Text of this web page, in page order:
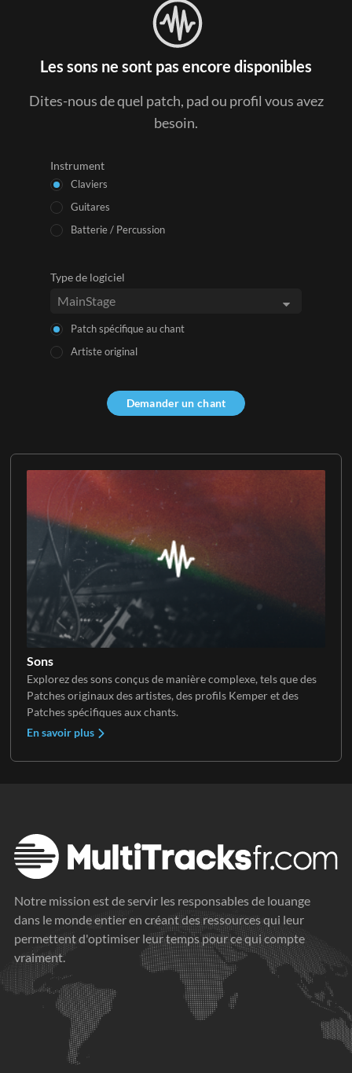
Sons
Explorez des sons conçus de manière complexe, tels que des
Patches originaux des artistes, des profils Kemper et des
Patches spécifiques aux chants.
En savoir plus
Les sons ne sont pas encore disponibles
Dites-nous de quel patch, pad ou profil vous avez
besoin.
Instrument
Claviers
Guitares
Batterie / Percussion
Type de logiciel
Patch spécifique au chant
Artiste original
Demander un chant
Notre mission est de servir les responsables de louange
dans le monde entier en créant des ressources qui leur
permettent d'optimiser leur temps pour ce qui compte
vraiment.